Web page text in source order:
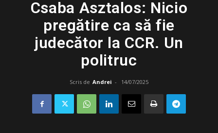
Csaba Asztalos: Nicio
pregătire ca să fie
judecător la CCR. Un
politruc
Scris de Andrei - 14/07/2025